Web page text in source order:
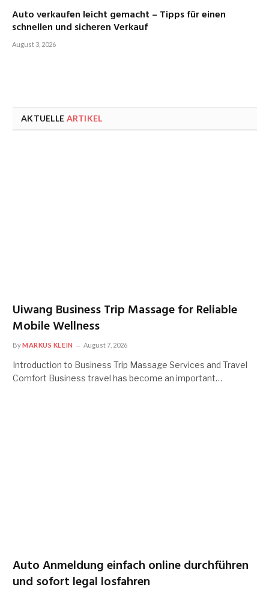
Auto verkaufen leicht gemacht – Tipps für einen
schnellen und sicheren Verkauf
August 3, 2026
AKTUELLE ARTIKEL
Uiwang Business Trip Massage for Reliable
Mobile Wellness
ByMARKUS KLEIN August 7, 2026
Introduction to Business Trip Massage Services and Travel
Comfort Business travel has become an important…
Auto Anmeldung einfach online durchführen
und sofort legal losfahren